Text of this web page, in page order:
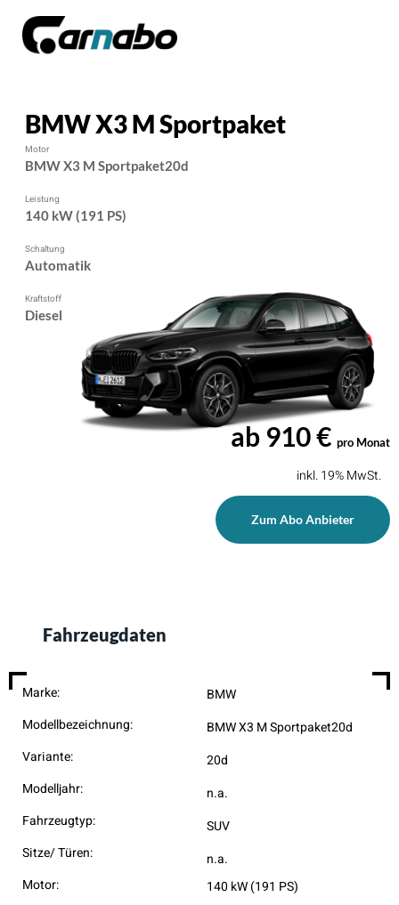
BMW X3 M Sportpaket
Motor
BMW X3 M Sportpaket20d
Leistung
140 kW (191 PS)
Schaltung
Automatik
Kraftstoff
Diesel
ab 910 € pro Monat
inkl. 19% MwSt.
Zum Abo Anbieter
Fahrzeugdaten
Marke:
Modellbezeichnung:
Variante:
Modelljahr:
Fahrzeugtyp:
Sitze/ Türen:
BMW
BMW X3 M Sportpaket20d
20d
n.a.
SUV
n.a.
Motor:
140 kW (191 PS)